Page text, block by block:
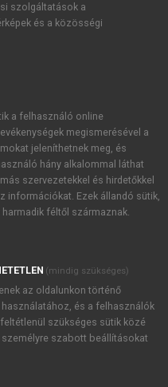
akcióiról.
Zrt. újdonságairól,
foglaltakat tudomásul
, valamint a szotar.netés a
foglaltakat
szolgáltatások a
és a közösségi
a felhasználó online
megismerésével a
jeleníthetnek meg, és
hány alkalommal láthat
szervezetekkel és hirdetőkkel
információkat. Ezek állandó sütik,
féltől származnak.
(mindig szükséges)
az oldalunkon történő
és a felhasználók
szükséges sütik közé
szabott beállításokat